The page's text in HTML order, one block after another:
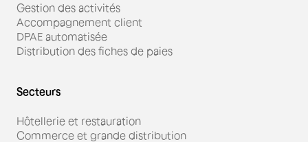
Gestion des activités
Accompagnement client
DPAE automatisée
Distribution des fiches de paies
Secteurs
Hôtellerie et restauration
Commerce et grande distribution